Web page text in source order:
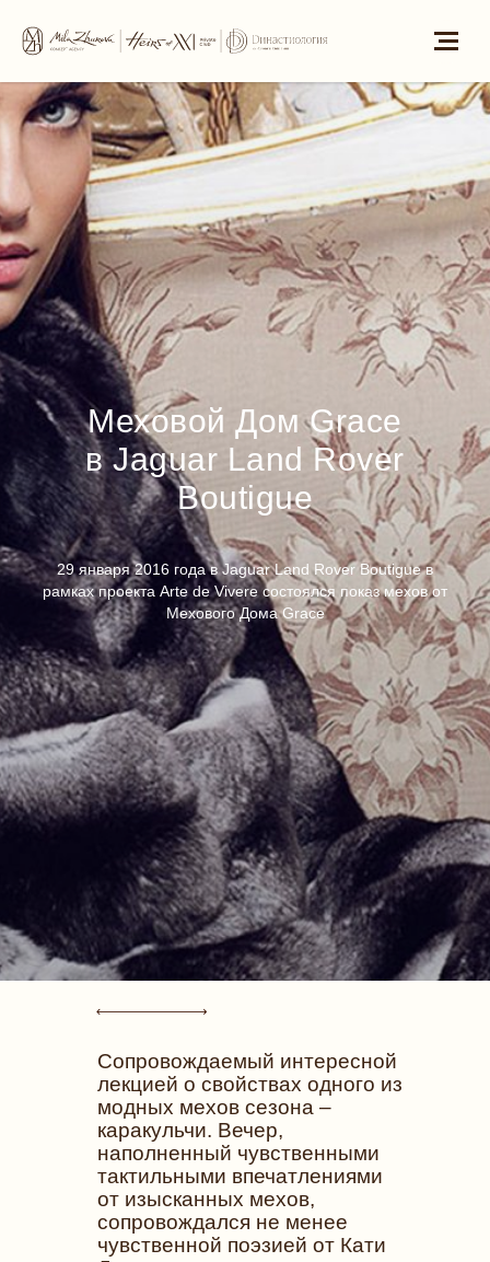
Меховой Дом Grace
в Jaguar Land Rover
Boutigue
29 января 2016 года в Jaguar Land Rover Boutigue в
рамках проекта Arte de Vivere состоялся показ мехов от
Мехового Дома Grace
Cопровождаемый интересной
лекцией о свойствах одного из
модных мехов сезона –
каракульчи. Вечер,
наполненный чувственными
тактильными впечатлениями
от изысканных мехов,
сопровождался не менее
чувственной поэзией от Кати